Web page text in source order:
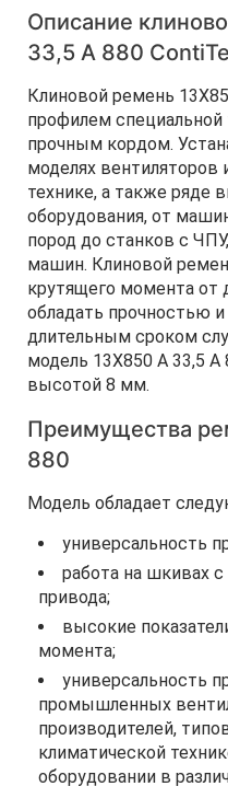
Описание
33,5 А 880
Клиновой ремень
профилем
прочным кордом.
моделях вентиляторов
технике, а также ряде
оборудования, от
пород до станков с
машин. Клиновой
крутящего момента от
обладать прочностью
длительным сроком
модель 13Х850 A 33,5
высотой 8 мм.
Преимущества
880
Модель обладает
универсальность
работа на шкивах
привода;
высокие
момента;
универсальность
промышленных
производителей,
климатической
оборудовании в